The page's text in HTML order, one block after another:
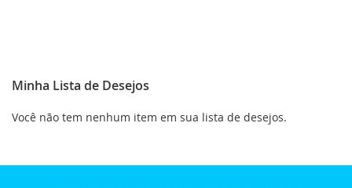
Minha Lista de Desejos
Você não tem nenhum item em sua lista de desejos.